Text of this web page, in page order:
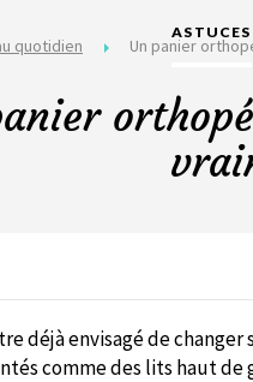
ASTUCES
quotidien Un panier
déjà envisagé de changer
comme des lits haut de